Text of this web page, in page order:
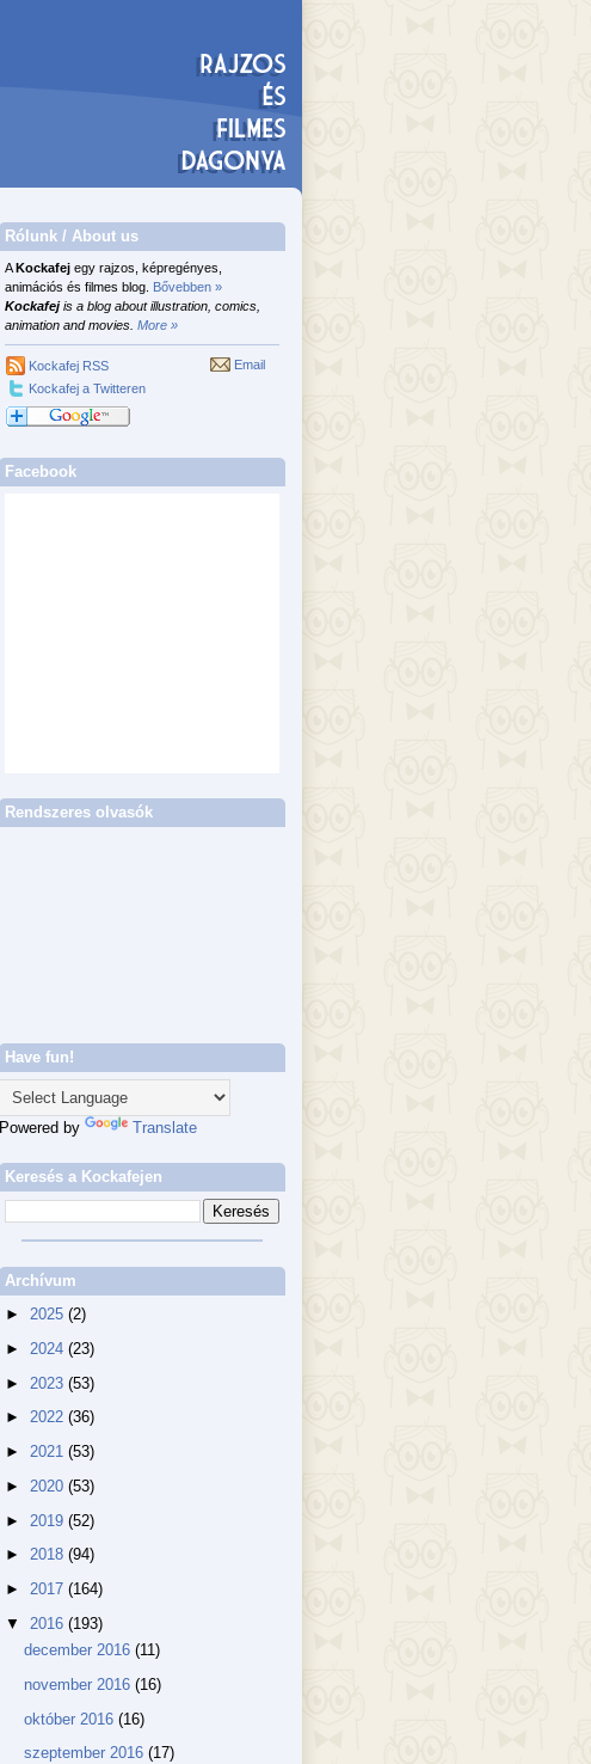
Rólunk / About us
AKockafej egy rajzos, képregényes,
animációs és filmes blog. Bővebben »
Kockafejis a blog about illustration, comics,
animation and movies. More »
Kockafej RSS
Kockafej a Twitteren
Email
Facebook
Rendszeres olvasók
Have fun!
Powered by Translate
Keresés a Kockafejen
Archívum
► 2025 (2)
► 2024 (23)
► 2023 (53)
► 2022 (36)
► 2021 (53)
► 2020 (53)
► 2019 (52)
► 2018 (94)
► 2017 (164)
▼ 2016 (193)
december 2016 (11)
november 2016 (16)
október 2016 (16)
szeptember 2016 (17)